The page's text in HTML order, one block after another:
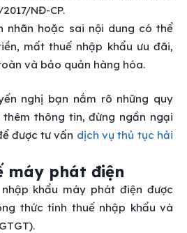
NĐ-CP.
nhãn hoặc sai nội dung có thể
mất thuế nhập khẩu ưu đãi,
và bảo quản hàng hóa.
nghị bạn nắm rõ những quy
thông tin, đừng ngần ngại
được tư vấn dịch vụ thủ tục hải
máy phát điện
khẩu máy phát điện được
thức tính thuế nhập khẩu và